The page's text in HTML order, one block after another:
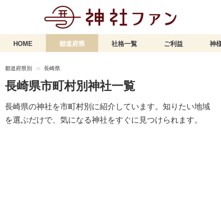
HOME 都道府県 社格一覧 ご利益 神
都道府県別 長崎県
長崎県市町村別神社一覧
長崎県の神社を市町村別に紹介しています。知りたい地域
を選ぶだけで、気になる神社をすぐに見つけられます。